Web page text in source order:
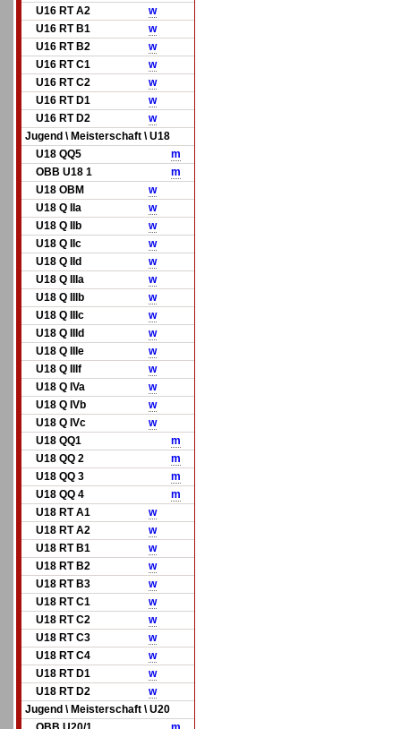
U16 RT A2
w
U16 RT B1
w
U16 RT B2
w
U16 RT C1
w
U16 RT C2
w
U16 RT D1
w
U16 RT D2
w
Jugend \ Meisterschaft \ U18
U18 QQ5
m
OBB U18 1
m
U18 OBM
w
U18 Q IIa
w
U18 Q IIb
w
U18 Q IIc
w
U18 Q IId
w
U18 Q IIIa
w
U18 Q IIIb
w
U18 Q IIIc
w
U18 Q IIId
w
U18 Q IIIe
w
U18 Q IIIf
w
U18 Q IVa
w
U18 Q IVb
w
U18 Q IVc
w
U18 QQ1
m
U18 QQ 2
m
U18 QQ 3
m
U18 QQ 4
m
U18 RT A1
w
U18 RT A2
w
U18 RT B1
w
U18 RT B2
w
U18 RT B3
w
U18 RT C1
w
U18 RT C2
w
U18 RT C3
w
U18 RT C4
w
U18 RT D1
w
U18 RT D2
w
Jugend \ Meisterschaft \ U20